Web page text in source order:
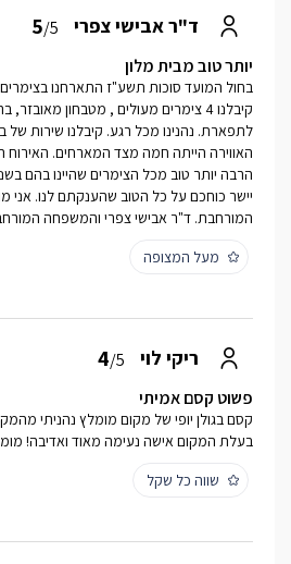
ד"ר אבישי צפרי 5/5
יותר טוב מבית מלון
בחול המועד סוכות תשע"ז התארחנו בצימרים
קיבלנו 4 צימרים מעולים , מטבחון
לתפארת. נהנינו מכל רגע. קיבלנו שירות של
האווירה הייתה חמה מצד המארחים. האירוח
הרבה יותר טוב מכל הצימרים שהיינו בהם
יישר כוחכם על כל הטוב שהענקתם לנו.
המורחבת. ד"ר אבישי צפרי והמשפחה
מעל המצופה
ריקי לוי 4/5
פשוט קסם אמיתי
קסם בגולן יופי של מקום מומלץ נהניתי
בעלת המקום אישה נעימה מאוד ואדיבה!
שווה כל שקל